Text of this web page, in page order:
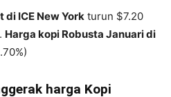
ICE New York turun $7.20
Harga kopi Robusta Januari di
harga Kopi